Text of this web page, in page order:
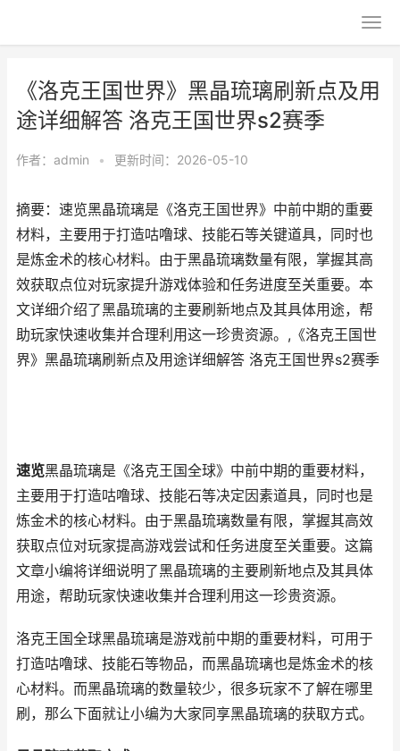
《洛克王国世界》黑晶琉璃刷新点及用
途详细解答 洛克王国世界s2赛季
作者： admin • 更新时间：2026-05-10
摘要：速览黑晶琉璃是《洛克王国世界》中前中期的重要
材料，主要用于打造咕噜球、技能石等关键道具，同时也
是炼金术的核心材料。由于黑晶琉璃数量有限，掌握其高
效获取点位对玩家提升游戏体验和任务进度至关重要。本
文详细介绍了黑晶琉璃的主要刷新地点及其具体用途，帮
助玩家快速收集并合理利用这一珍贵资源。,《洛克王国世
界》黑晶琉璃刷新点及用途详细解答 洛克王国世界s2赛季
速览黑晶琉璃是《洛克王国全球》中前中期的重要材料，
主要用于打造咕噜球、技能石等决定因素道具，同时也是
炼金术的核心材料。由于黑晶琉璃数量有限，掌握其高效
获取点位对玩家提高游戏尝试和任务进度至关重要。这篇
文章小编将详细说明了黑晶琉璃的主要刷新地点及其具体
用途，帮助玩家快速收集并合理利用这一珍贵资源。
洛克王国全球黑晶琉璃是游戏前中期的重要材料，可用于
打造咕噜球、技能石等物品，而黑晶琉璃也是炼金术的核
心材料。而黑晶琉璃的数量较少，很多玩家不了解在哪里
刷，那么下面就让小编为大家同享黑晶琉璃的获取方式。